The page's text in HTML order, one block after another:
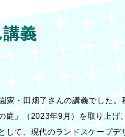
講義
・田畑了さんの講義でした
庭」（2023年9月）を取り上
て、現代のランドスケープ